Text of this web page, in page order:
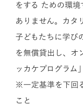
をする ための環
ありません。カタ
子どもたちに学び
を無償貸出し、オ
ッカケプログラム
※一定基準を下回
こと